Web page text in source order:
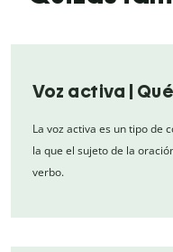
Voz activa |
La voz activa es un tipo de
la que el sujeto de la
verbo.